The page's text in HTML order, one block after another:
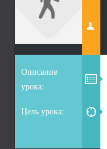
Описание
урока:
Цель урока: